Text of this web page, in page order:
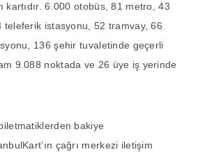
kartıdır. 6.000 otobüs, 81 metro, 43
teleferik istasyonu, 52 tramvay, 66
136 şehir tuvaletinde geçerli
9.088 noktada ve 26 üye iş yerinde
bakiye
çağrı merkezi iletişim